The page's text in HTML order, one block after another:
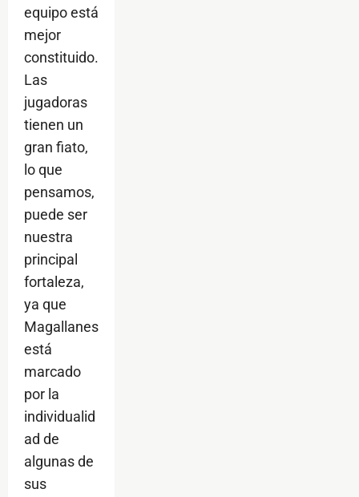
equipo está
mejor
constituido.
Las
jugadoras
tienen un
gran fiato,
lo que
pensamos,
puede ser
nuestra
principal
fortaleza,
ya que
Magallanes
está
marcado
por la
individualid
ad de
algunas de
sus